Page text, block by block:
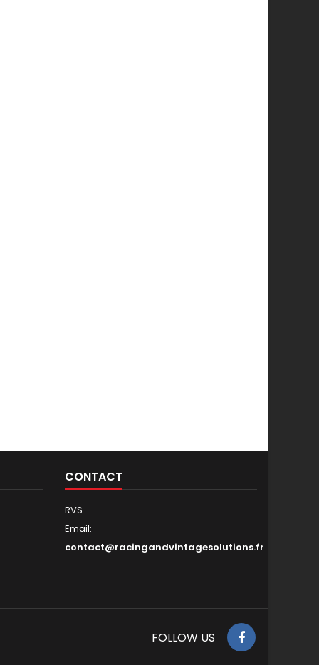
CONTACT
RVS
Email:
contact@racingandvintagesolutions.fr
FOLLOW US